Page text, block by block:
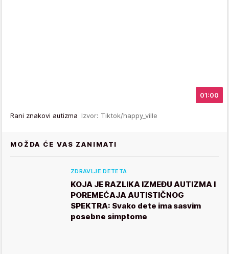
01:00
Rani znakovi autizma Izvor: Tiktok/happy_ville
MOŽDA ĆE VAS ZANIMATI
ZDRAVLJE DETETA
KOJA JE RAZLIKA IZMEĐU AUTIZMA I
POREMEĆAJA AUTISTIČNOG
SPEKTRA: Svako dete ima sasvim
posebne simptome